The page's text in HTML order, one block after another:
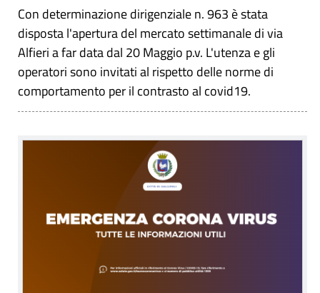
Con determinazione dirigenziale n. 963 è stata
disposta l'apertura del mercato settimanale di via
Alfieri a far data dal 20 Maggio p.v. L'utenza e gli
operatori sono invitati al rispetto delle norme di
comportamento per il contrasto al covid19.